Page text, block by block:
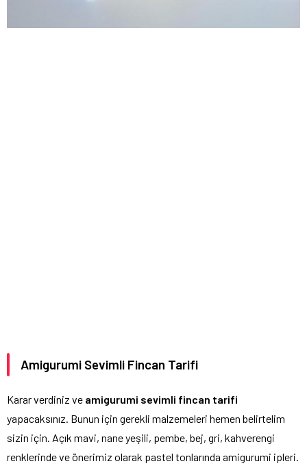
Amigurumi Sevimli Fincan Tarifi
Karar verdiniz ve amigurumi sevimli fincan tarifi
yapacaksınız. Bunun için gerekli malzemeleri hemen belirtelim
sizin için. Açık mavi, nane yeşili, pembe, bej, gri, kahverengi
renklerinde ve önerimiz olarak pastel tonlarında amigurumi ipleri.